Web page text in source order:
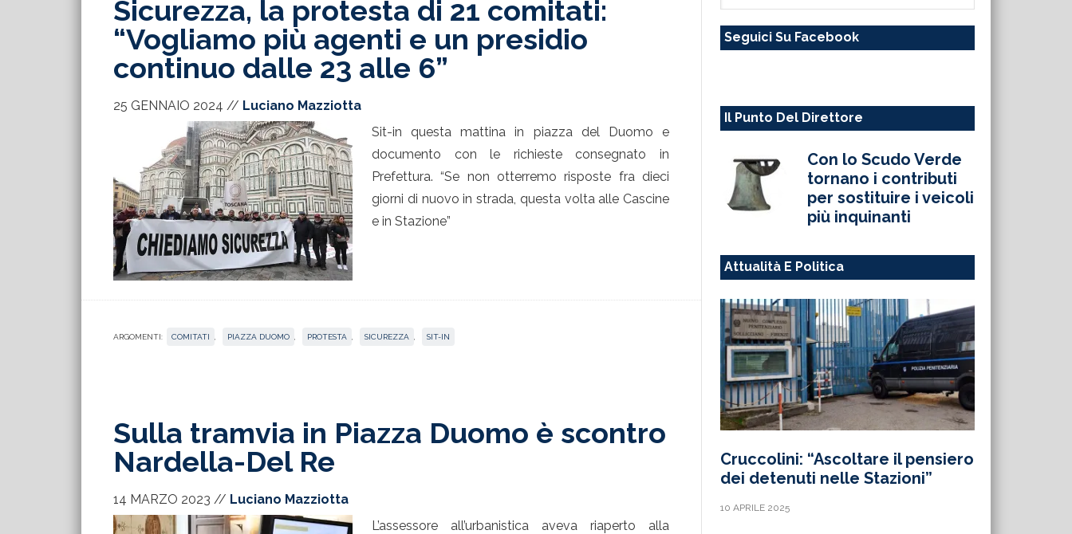
Sicurezza, la protesta di 21 comitati:
“Vogliamo più agenti e un presidio
continuo dalle 23 alle 6”
25 GENNAIO 2024 // Luciano Mazziotta
Sit-in questa mattina in piazza del Duomo e
documento con le richieste consegnato in
Prefettura. “Se non otterremo risposte fra dieci
giorni di nuovo in strada, questa volta alle Cascine
e in Stazione”
ARGOMENTI: COMITATI PIAZZA DUOMO PROTESTA SICUREZZA SIT-IN
Sulla tramvia in Piazza Duomo è scontro
Nardella-Del Re
14 MARZO 2023 // Luciano Mazziotta
L’assessore all’urbanistica aveva riaperto alla
sito
Seguici Su Facebook
Il Punto Del Direttore
Con lo Scudo Verde
tornano i contributi
per sostituire i veicoli
più inquinanti
Attualità E Politica
Cruccolini: “Ascoltare il pensiero
dei detenuti nelle Stazioni”
10 APRILE 2025